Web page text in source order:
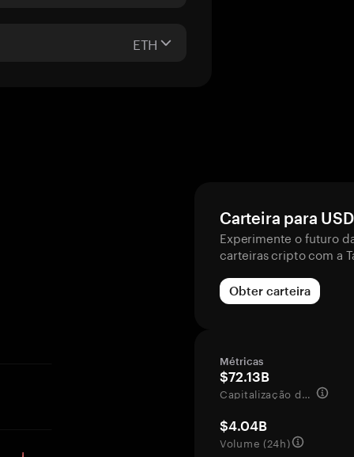
ETH
Carteira para
Experimente o futuro
carteiras cripto com a
Obter carteira
Métricas
$72.13B
Capitalização de mercado
$4.04B
Volume (24h)